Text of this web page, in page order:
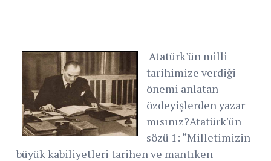
Atatürk'ün milli
tarihimize verdiği
önemi anlatan
özdeyişlerden yazar
mısınız?Atatürk'ün
sözü 1: “Milletimizin
büyük kabiliyetleri tarihen ve mantıken